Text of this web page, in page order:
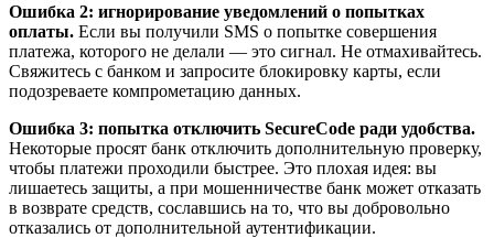
Ошибка 2: игнорирование уведомлений о попытках
оплаты. Если вы получили SMS о попытке совершения
платежа, которого не делали — это сигнал. Не отмахивайтесь.
Свяжитесь с банком и запросите блокировку карты, если
подозреваете компрометацию данных.
Ошибка 3: попытка отключить SecureCode ради удобства.
Некоторые просят банк отключить дополнительную проверку,
чтобы платежи проходили быстрее. Это плохая идея: вы
лишаетесь защиты, а при мошенничестве банк может отказать
в возврате средств, сославшись на то, что вы добровольно
отказались от дополнительной аутентификации.